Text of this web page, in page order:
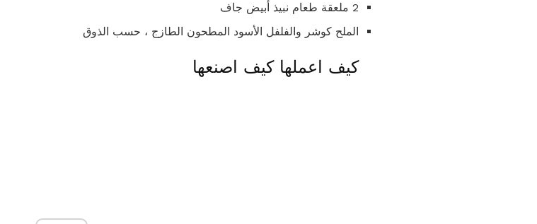
2 ملعقة طعام نبيذ أبيض جاف
الملح كوشر والفلفل الأسود المطحون الطازج ، حسب الذوق
كيف اعملها كيف اصنعها